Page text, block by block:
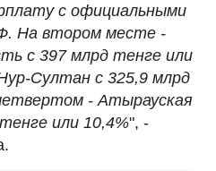
с официальными
На втором месте -
с 397 млрд тенге или
Султан с 325,9 млрд
- Атырауская
или 10,4%", -